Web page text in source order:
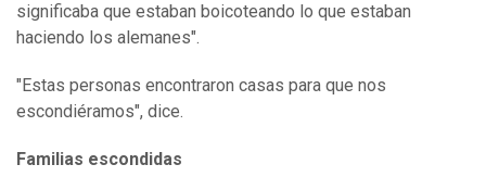
significaba que estaban boicoteando lo que estaban
haciendo los alemanes".
"Estas personas encontraron casas para que nos
escondiéramos", dice.
Familias escondidas